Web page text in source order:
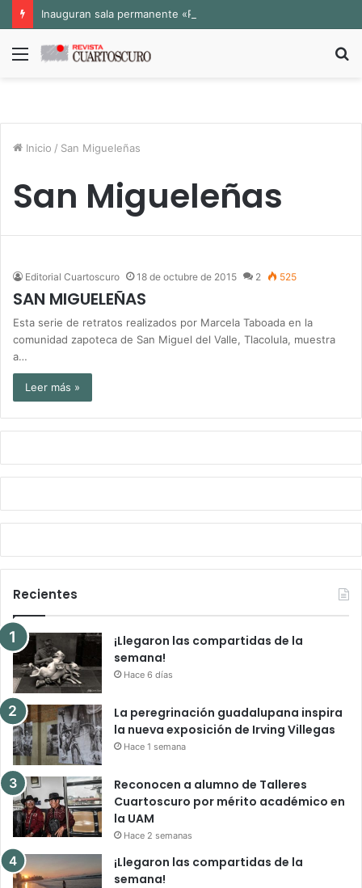
Menú
Inicio / San Migueleñas
San Migueleñas
Editorial Cuartoscuro 18 de octubre de 2015 2 525
SAN MIGUELEÑAS
Esta serie de retratos realizados por Marcela Taboada en la
comunidad zapoteca de San Miguel del Valle, Tlacolula, muestra
a…
Leer más »
Recientes
¡Llegaron las compartidas de la
semana!
Hace 6 días
La peregrinación guadalupana inspira
la nueva exposición de Irving Villegas
Hace 1 semana
Reconocen a alumno de Talleres
Cuartoscuro por mérito académico en
la UAM
Hace 2 semanas
¡Llegaron las compartidas de la
semana!